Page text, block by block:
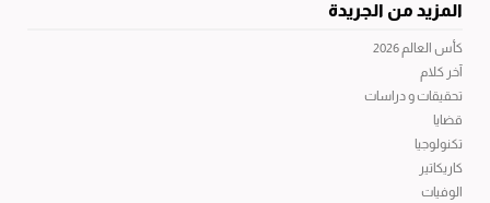
المزيد من الجريدة
كأس العالم 2026
آخر كلام
تحقيقات و دراسات
قضايا
تكنولوجيا
كاريكاتير
الوفيات